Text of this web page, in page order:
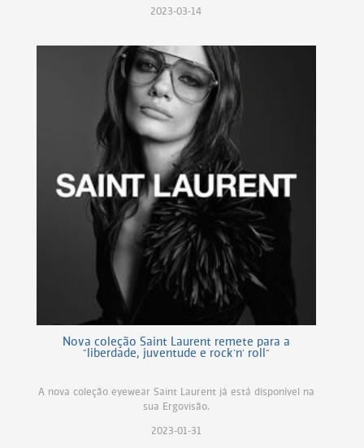
2023-03-14
Nova coleção Saint Laurent remete para a
"liberdade, juventude e rock'n' roll"
A nova coleção eyewear Saint Laurent já está disponível na
sua Ergovisão.
2023-01-31